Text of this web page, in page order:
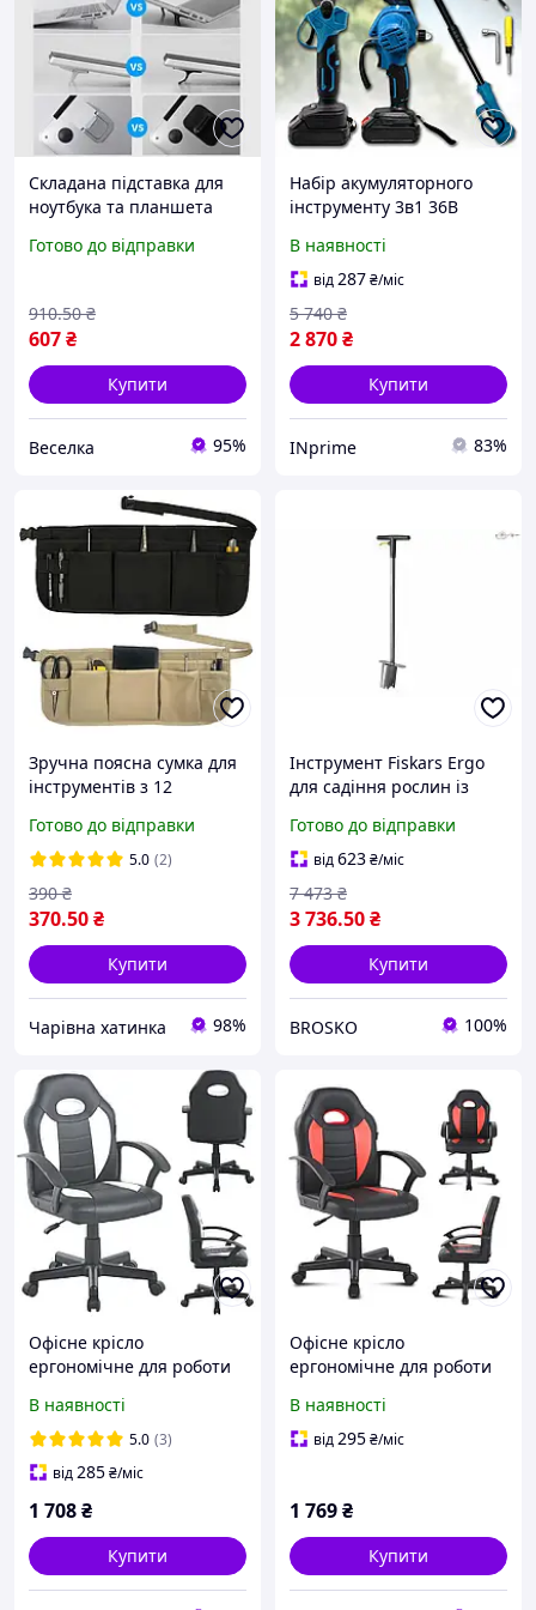
Складана підставка для
ноутбука та планшета
ергономічна для зручної
FLAME
Готово до відправки
607₴
910.50 ₴
Купити
Веселка 95%
Набір акумуляторного
інструменту 3в1 36В
+ акумуляторна міні пила
6" з ліхтариком для
зручної роботи +
В наявності
від287₴/міс
2 870₴
5 740 ₴
Купити
INprime 83%
Зручна поясна сумка для
інструментів з 12
підходить для садових
робіт, ремонту та
будівництва.
Готово до відправки
5.0 (2)
370.50₴
390 ₴
Купити
Чарівна хатинка 98%
Інструмент Fiskars Ergo
для садіння рослин із
для роботи в саду
Готово до відправки
від623₴/міс
3 736.50₴
7 473 ₴
Купити
BROSKO 100%
Офісне крісло
ергономічне для роботи
043 / Геймерське зручне
крісло
В наявності
5.0 (3)
від285₴/міс
1 708₴
Купити
Офісне крісло
ергономічне для роботи
Bonro B-043 / Геймерське
зручне крісло
В наявності
від295₴/міс
1 769₴
Купити